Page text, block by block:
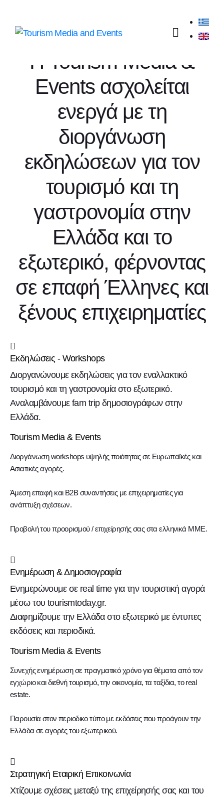
Η Tourism Media &
Events ασχολείται
ενεργά με τη
διοργάνωση
εκδηλώσεων για τον
τουρισμό και τη
γαστρονομία στην
Ελλάδα και το
εξωτερικό, φέρνοντας
σε επαφή Έλληνες και
ξένους επιχειρηματίες
Εκδηλώσεις - Workshops
Διοργανώνουμε εκδηλώσεις για τον εναλλακτικό
τουρισμό και τη γαστρονομία στο εξωτερικό.
Αναλαμβάνουμε fam trip δημοσιογράφων στην
Ελλάδα.
Tourism Media & Events
Διοργάνωση workshops υψηλής ποιότητας σε Ευρωπαϊκές και
Ασιατικές αγορές.
Άμεση επαφή και Β2Β συναντήσεις με επιχειρηματίες για
ανάπτυξη σχέσεων.
Προβολή του προορισμού / επιχείρησής σας στα ελληνικά ΜΜΕ.
Ενημέρωση & Δημοσιογραφία
Ενημερώνουμε σε real time για την τουριστική αγορά
μέσω του tourismtoday.gr.
Διαφημίζουμε την Ελλάδα στο εξωτερικό με έντυπες
εκδόσεις και περιοδικά.
Tourism Media & Events
Συνεχής ενημέρωση σε πραγματικό χρόνο για θέματα από τον
εγχώριο και διεθνή τουρισμό, την οικονομία, τα ταξίδια, το real
estate.
Παρουσία στον περιοδικο τύπο με εκδόσεις που προάγουν την
Ελλάδα σε αγορές του εξωτερικού.
Στρατηγική Εταιρική Επικοινωνία
Χτίζουμε σχέσεις μεταξύ της επιχείρησής σας και του